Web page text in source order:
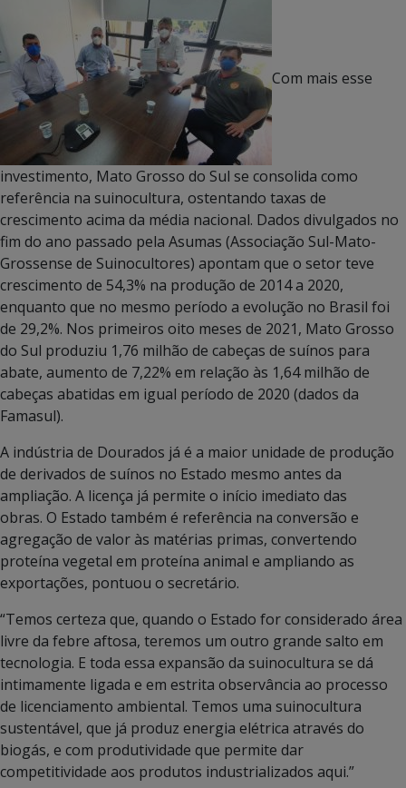
Com mais esse
investimento, Mato Grosso do Sul se consolida como
referência na suinocultura, ostentando taxas de
crescimento acima da média nacional. Dados divulgados no
fim do ano passado pela Asumas (Associação Sul-Mato-
Grossense de Suinocultores) apontam que o setor teve
crescimento de 54,3% na produção de 2014 a 2020,
enquanto que no mesmo período a evolução no Brasil foi
de 29,2%. Nos primeiros oito meses de 2021, Mato Grosso
do Sul produziu 1,76 milhão de cabeças de suínos para
abate, aumento de 7,22% em relação às 1,64 milhão de
cabeças abatidas em igual período de 2020 (dados da
Famasul).
A indústria de Dourados já é a maior unidade de produção
de derivados de suínos no Estado mesmo antes da
ampliação. A licença já permite o início imediato das
obras. O Estado também é referência na conversão e
agregação de valor às matérias primas, convertendo
proteína vegetal em proteína animal e ampliando as
exportações, pontuou o secretário.
“Temos certeza que, quando o Estado for considerado área
livre da febre aftosa, teremos um outro grande salto em
tecnologia. E toda essa expansão da suinocultura se dá
intimamente ligada e em estrita observância ao processo
de licenciamento ambiental. Temos uma suinocultura
sustentável, que já produz energia elétrica através do
biogás, e com produtividade que permite dar
competitividade aos produtos industrializados aqui.”